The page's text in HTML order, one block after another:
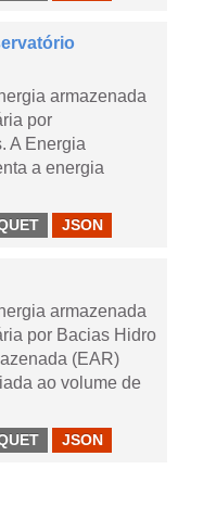
armazenada
por
A Energia
a energia
JSON
armazenada
por Bacias Hidro
(EAR)
ao volume de
JSON